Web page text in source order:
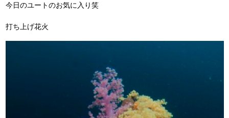
今日のユートのお気に入り笑
打ち上げ花火